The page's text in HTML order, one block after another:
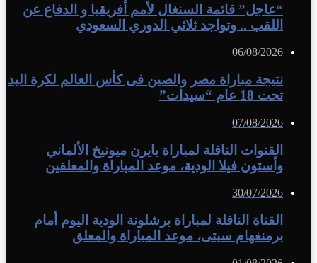
“عاجل” قائمة السنغال لأمم أفريقيا و الدفاع عن
اللقب .. وتواجد ثلاثي الدوري السعودي
06/08/2026
نتيجة مباراة مصر والصين فى كأس العالم لكرة اليد
تحت 18 عام “سيدات”
07/08/2026
القنوات الناقلة لمباراة بايرن ميونيخ الألماني
وأستون فيلا الودية، موعد المباراة والمعلقين
30/07/2026
القناة الناقلة لمباراة برشلونة الودية اليوم أمام
برمنغهام سيتى، موعد المباراة والمعلق